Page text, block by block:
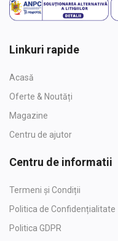
Linkuri rapide
Acasă
Oferte & Noutăți
Magazine
Centru de ajutor
Centru de informatii
Termeni și Condiții
Politica de Confidențialitate
Politica GDPR